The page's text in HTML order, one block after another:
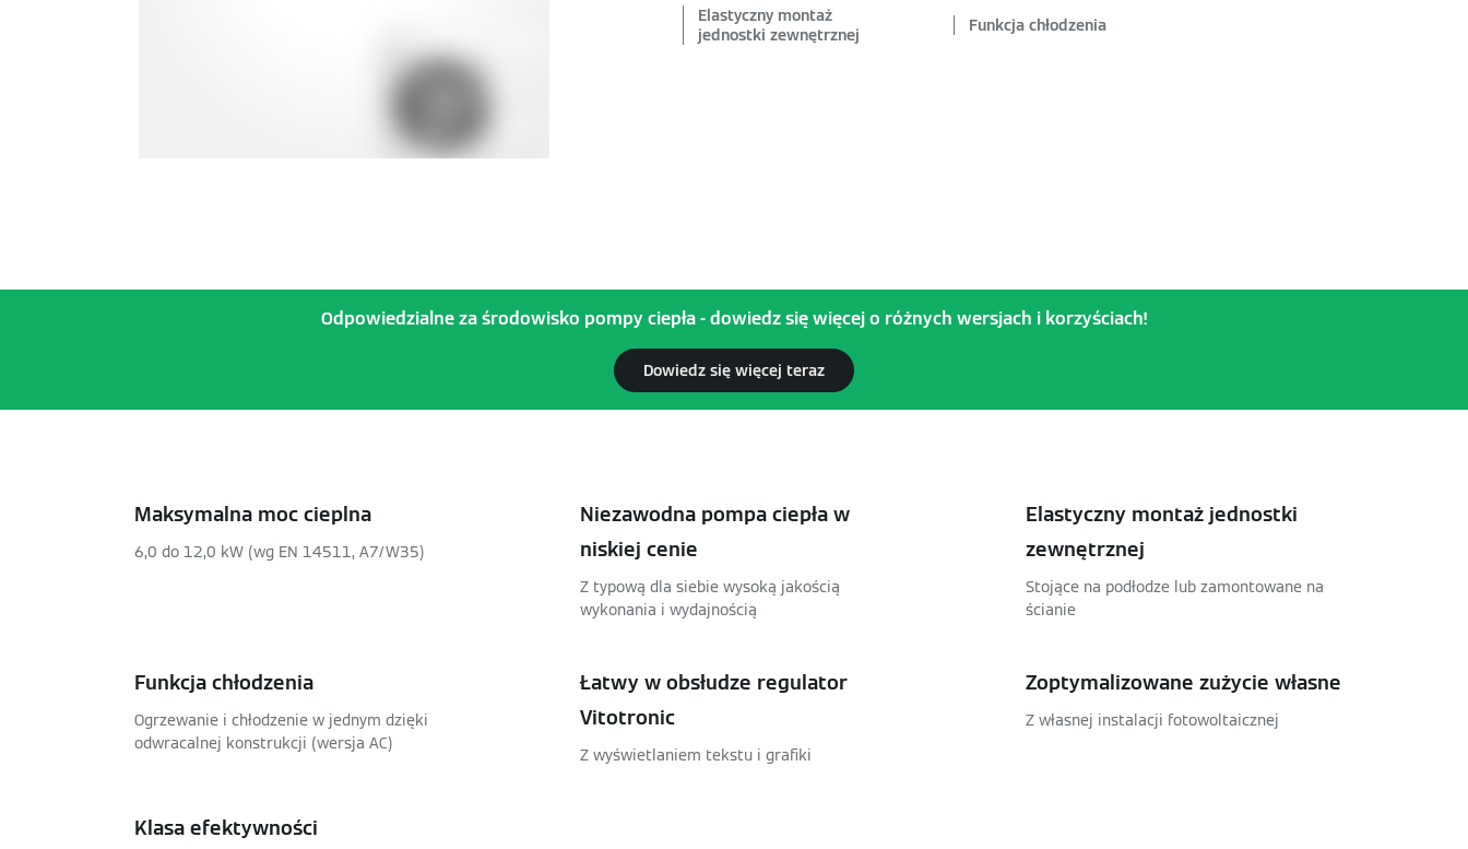
Elastyczny montaż
jednostki zewnętrznej
Funkcja chłodzenia
Odpowiedzialne za środowisko pompy ciepła - dowiedz się więcej o różnych wersjach i korzyściach!
Dowiedz się więcej teraz
Maksymalna moc cieplna
6,0 do 12,0 kW (wg EN 14511, A7/W35)
Niezawodna pompa ciepła w
niskiej cenie
Z typową dla siebie wysoką jakością
wykonania i wydajnością
Elastyczny montaż jednostki
zewnętrznej
Stojące na podłodze lub zamontowane na
ścianie
Funkcja chłodzenia
Ogrzewanie i chłodzenie w jednym dzięki
odwracalnej konstrukcji (wersja AC)
Łatwy w obsłudze regulator
Vitotronic
Z wyświetlaniem tekstu i grafiki
Zoptymalizowane zużycie własne
Z własnej instalacji fotowoltaicznej
Klasa efektywności